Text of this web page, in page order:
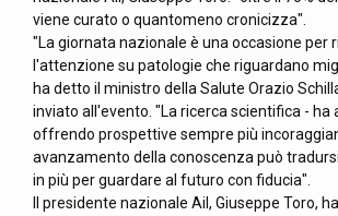
viene curato o quantomeno cronicizza".
"La giornata nazionale è una occasione per
l'attenzione su patologie che riguardano
ha detto il ministro della Salute Orazio
inviato all'evento. "La ricerca scientifica - ha
offrendo prospettive sempre più
avanzamento della conoscenza può
in più per guardare al futuro con fiducia".
Il presidente nazionale Ail, Giuseppe Toro,